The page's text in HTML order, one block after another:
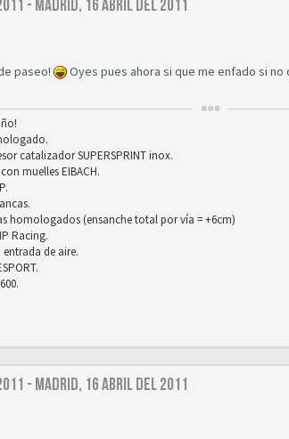
- Madrid, 16 Abril del 2011
paseo! Oyes pues ahora si que me enfado si no
catalizador SUPERSPRINT inox.
muelles EIBACH.
homologados (ensanche total por vía = +6cm)
Racing.
de aire.
- Madrid, 16 Abril del 2011